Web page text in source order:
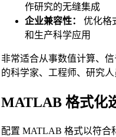
作研究的无缝集成
企业兼容性：
优化格
和生产科学应用
非常适合从事数值计算、
的科学家、工程师、研究人
MATLAB 格式化
配置 MATLAB 格式以符合